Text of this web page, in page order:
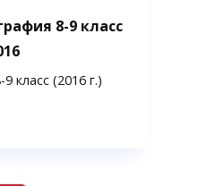
8-9 класс
класс (2016 г.)